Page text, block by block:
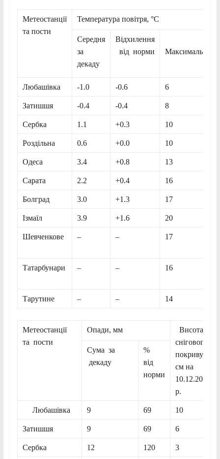
Метеостанції
та пости
Температура повітря, °С
Середня
за
декаду
Відхилення
від норми
Максимальна
Любашівка -1.0 -0.6 6
Затишшя -0.4 -0.4 8
Сербка 1.1 +0.3 10
Роздільна 0.6 +0.0 10
Одеса 3.4 +0.8 13
Сарата 2.2 +0.4 16
Болград 3.0 +1.3 17
Ізмаїл 3.9 +1.6 20
Шевченкове – – 17
Татарбунари – – 16
Тарутине – – 14
Метеостанції
та пости
Опади, мм
Висота
снігового
покриву,
см на
10.12.2023
р.
Сума за
декаду
%
від
норми
Любашівка 9 69 10
Затишшя 9 69 6
Сербка 12 120 3